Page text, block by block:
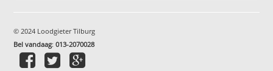
© 2024 Loodgieter Tilburg
Bel vandaag:013-2070028